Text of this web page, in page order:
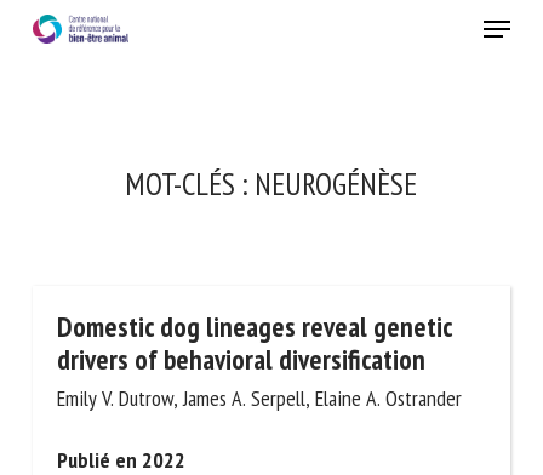
Menu
MOT-CLÉS : NEUROGÉNÈSE
Domestic dog lineages reveal genetic
drivers of behavioral diversification
Emily V. Dutrow, James A. Serpell, Elaine A. Ostrander
Publié en 2022